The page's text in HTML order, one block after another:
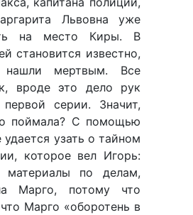
Львовна уже
на место Киры. В
становится известно,
мертвым. Все
вроде это дело рук
серии. Значит,
поймала? С помощью
узать о тайном
которое вел Игорь:
материалы по делам,
Марго, потому что
Марго «оборотень в